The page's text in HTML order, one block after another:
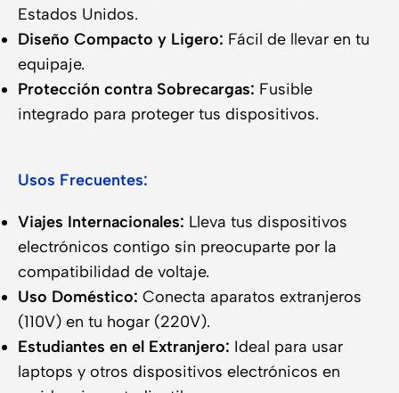
Estados Unidos.
Diseño Compacto y Ligero: Fácil de llevar en tu
equipaje.
Protección contra Sobrecargas: Fusible
integrado para proteger tus dispositivos.
Usos Frecuentes:
Viajes Internacionales: Lleva tus dispositivos
electrónicos contigo sin preocuparte por la
compatibilidad de voltaje.
Uso Doméstico: Conecta aparatos extranjeros
(110V) en tu hogar (220V).
Estudiantes en el Extranjero: Ideal para usar
laptops y otros dispositivos electrónicos en